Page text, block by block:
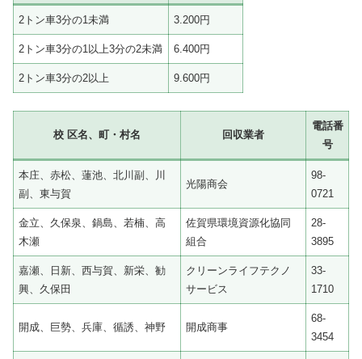
2トン車3分の1未満 3.200円
2トン車3分の1以上3分の2未満 6.400円
2トン車3分の2以上 9.600円
校 区名、町・村名 回収業者
電話番
号
本庄、赤松、蓮池、北川副、川
副、東与賀
光陽商会
98-
0721
金立、久保泉、鍋島、若楠、高
木瀬
佐賀県環境資源化協同
組合
28-
3895
嘉瀬、日新、西与賀、新栄、勧
興、久保田
クリーンライフテクノ
サービス
33-
1710
開成、巨勢、兵庫、循誘、神野 開成商事
68-
3454